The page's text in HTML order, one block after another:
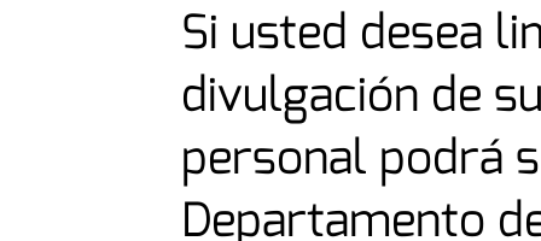
Si usted desea
divulgación de
personal podrá
Departamento